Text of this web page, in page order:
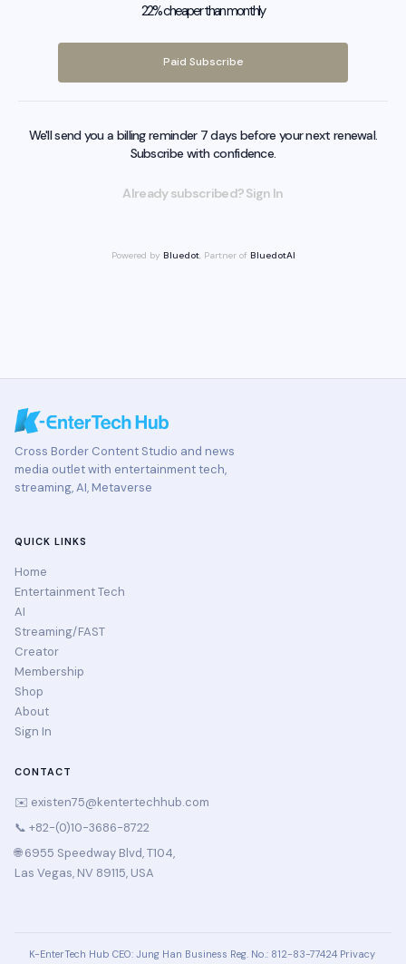
22% cheaper than monthly
Paid Subscribe
We'll send you a billing reminder 7 days before your next renewal.
Subscribe with confidence.
Already subscribed? Sign In
Powered by Bluedot, Partner of BluedotAI
Cross Border Content Studio and news
media outlet with entertainment tech,
streaming, AI, Metaverse
QUICK LINKS
Home
Entertainment Tech
AI
Streaming/FAST
Creator
Membership
Shop
About
Sign In
CONTACT
✉️ existen75@kentertechhub.com
📞 +82-(0)10-3686-8722
🌐 6955 Speedway Blvd, T104,
Las Vegas, NV 89115, USA
K-EnterTech Hub CEO: Jung Han Business Reg. No.: 812-83-77424 Privacy